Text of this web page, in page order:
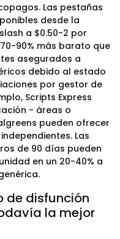
Las pestañas
desde la
a $0.50-2 por
90% más barato que
asegurados a
debido al estado
por gestor de
Scripts Express
- áreas o
pueden ofrecer
Las
de 90 días pueden
en un 20-40% a
de disfunción
la mejor